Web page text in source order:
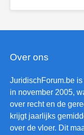
Over ons
JuridischForum.be
in november 2005,
over recht en de
krijgt jaarlijks
over de vloer. Dit